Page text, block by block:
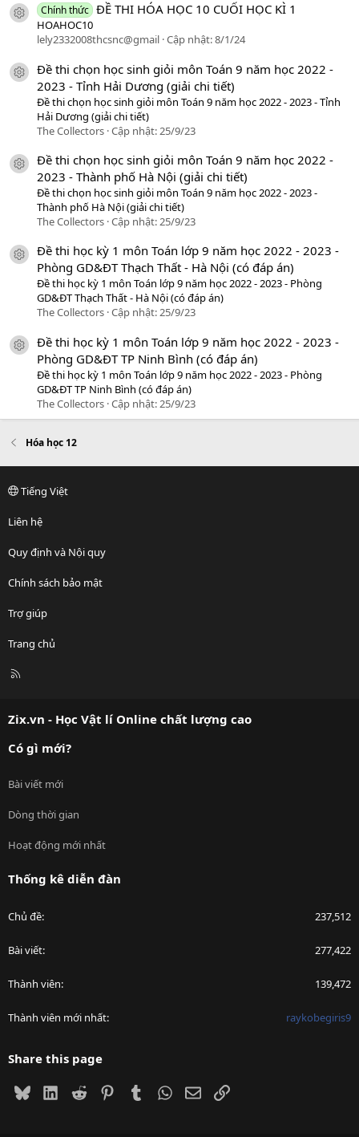
icon tài liệu
Chính thức ĐỀ THI HÓA HỌC 10 CUỐI HỌC KÌ 1
HOAHOC10
lely2332008thcsnc@gmail Cập nhật:8/1/24
icon tài liệu
Đề thi chọn học sinh giỏi môn Toán 9 năm học 2022 -
2023 - Tỉnh Hải Dương (giải chi tiết)
Đề thi chọn học sinh giỏi môn Toán 9 năm học 2022 - 2023 - Tỉnh
Hải Dương (giải chi tiết)
The Collectors Cập nhật:25/9/23
icon tài liệu
Đề thi chọn học sinh giỏi môn Toán 9 năm học 2022 -
2023 - Thành phố Hà Nội (giải chi tiết)
Đề thi chọn học sinh giỏi môn Toán 9 năm học 2022 - 2023 -
Thành phố Hà Nội (giải chi tiết)
The Collectors Cập nhật:25/9/23
icon tài liệu
Đề thi học kỳ 1 môn Toán lớp 9 năm học 2022 - 2023 -
Phòng GD&ĐT Thạch Thất - Hà Nội (có đáp án)
Đề thi học kỳ 1 môn Toán lớp 9 năm học 2022 - 2023 - Phòng
GD&ĐT Thạch Thất - Hà Nội (có đáp án)
The Collectors Cập nhật:25/9/23
icon tài liệu
Đề thi học kỳ 1 môn Toán lớp 9 năm học 2022 - 2023 -
Phòng GD&ĐT TP Ninh Bình (có đáp án)
Đề thi học kỳ 1 môn Toán lớp 9 năm học 2022 - 2023 - Phòng
GD&ĐT TP Ninh Bình (có đáp án)
The Collectors Cập nhật: 25/9/23
Hóa học 12
Tiếng Việt
Liên hệ
Quy định và Nội quy
Chính sách bảo mật
Trợ giúp
Trang chủ
R
Zix.vn - Học Vật lí Online chất lượng cao
Có gì mới?
Bài viết mới
Dòng thời gian
Hoạt động mới nhất
Thống kê diễn đàn
Chủ đề 237,512
Bài viết 277,422
Thành viên 139,472
Thành viên mới nhất raykobegiris9
Share this page
BlueskyLinkedIn
Reddit PinterestTumblrWhatsApp
EmailLink